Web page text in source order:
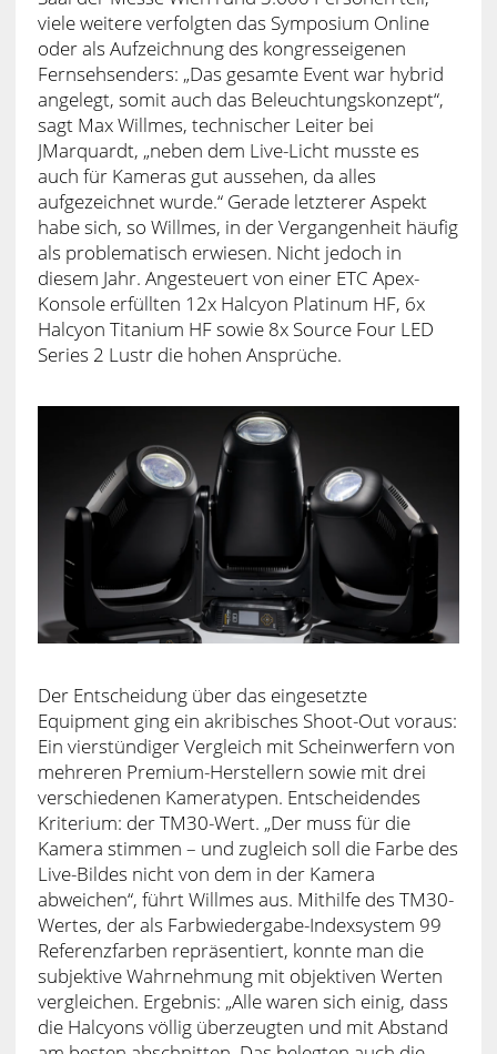
viele weitere verfolgten das Symposium Online
oder als Aufzeichnung des kongresseigenen
Fernsehsenders: „Das gesamte Event war hybrid
angelegt, somit auch das Beleuchtungskonzept“,
sagt Max Willmes, technischer Leiter bei
JMarquardt, „neben dem Live-Licht musste es
auch für Kameras gut aussehen, da alles
aufgezeichnet wurde.“ Gerade letzterer Aspekt
habe sich, so Willmes, in der Vergangenheit häufig
als problematisch erwiesen. Nicht jedoch in
diesem Jahr. Angesteuert von einer ETC Apex-
Konsole erfüllten 12x Halcyon Platinum HF, 6x
Halcyon Titanium HF sowie 8x Source Four LED
Series 2 Lustr die hohen Ansprüche.
Der Entscheidung über das eingesetzte
Equipment ging ein akribisches Shoot-Out voraus:
Ein vierstündiger Vergleich mit Scheinwerfern von
mehreren Premium-Herstellern sowie mit drei
verschiedenen Kameratypen. Entscheidendes
Kriterium: der TM30-Wert. „Der muss für die
Kamera stimmen – und zugleich soll die Farbe des
Live-Bildes nicht von dem in der Kamera
abweichen“, führt Willmes aus. Mithilfe des TM30-
Wertes, der als Farbwiedergabe-Indexsystem 99
Referenzfarben repräsentiert, konnte man die
subjektive Wahrnehmung mit objektiven Werten
vergleichen. Ergebnis: „Alle waren sich einig, dass
die Halcyons völlig überzeugten und mit Abstand